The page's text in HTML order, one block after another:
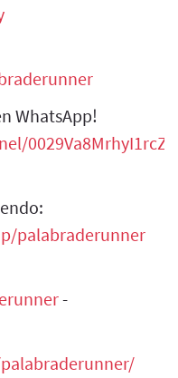
WhatsApp!
palabraderunner
-